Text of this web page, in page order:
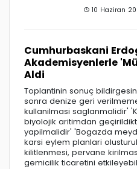
10 Haziran
Cumhurbaskani
Akademisyenlerle
Aldi
Toplantinin sonuç
sonra denize geri
kullanilmasi saglanmalidir'
biyolojik aritimdan
yapilmalidir' 'Bogazda
karsi eylem planlari
kilitlenmesi, pervane
gemicilik ticaretini